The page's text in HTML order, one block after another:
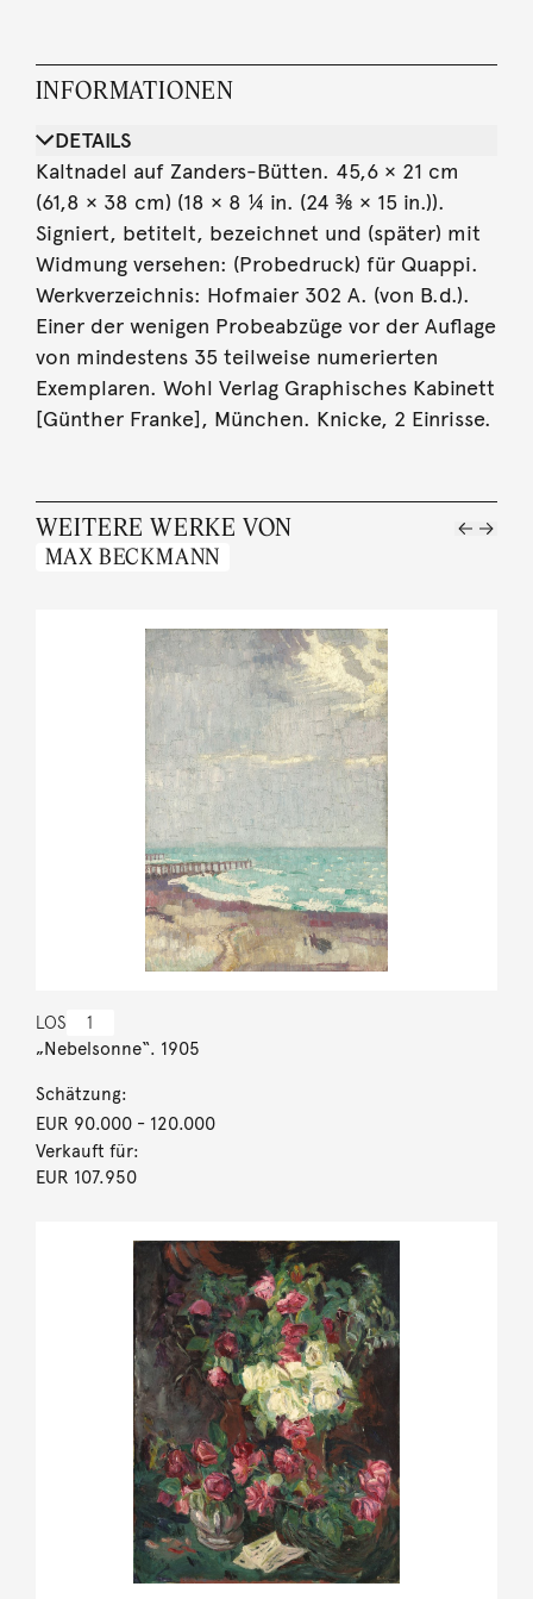
INFORMATIONEN
DETAILS
Kaltnadel auf Zanders-Bütten. 45,6 × 21 cm
(61,8 × 38 cm) (18 × 8 ¼ in. (24 ⅜ × 15 in.)).
Signiert, betitelt, bezeichnet und (später) mit
Widmung versehen: (Probedruck) für Quappi.
Werkverzeichnis: Hofmaier 302 A. (von B.d.).
Einer der wenigen Probeabzüge vor der Auflage
von mindestens 35 teilweise numerierten
Exemplaren. Wohl Verlag Graphisches Kabinett
[Günther Franke], München. Knicke, 2 Einrisse.
WEITERE WERKE VON
MAX BECKMANN
LOS 1
„Nebelsonne“. 1905
Schätzung:
EUR 90.000- 120.000
Verkauft für:
EUR 107.950